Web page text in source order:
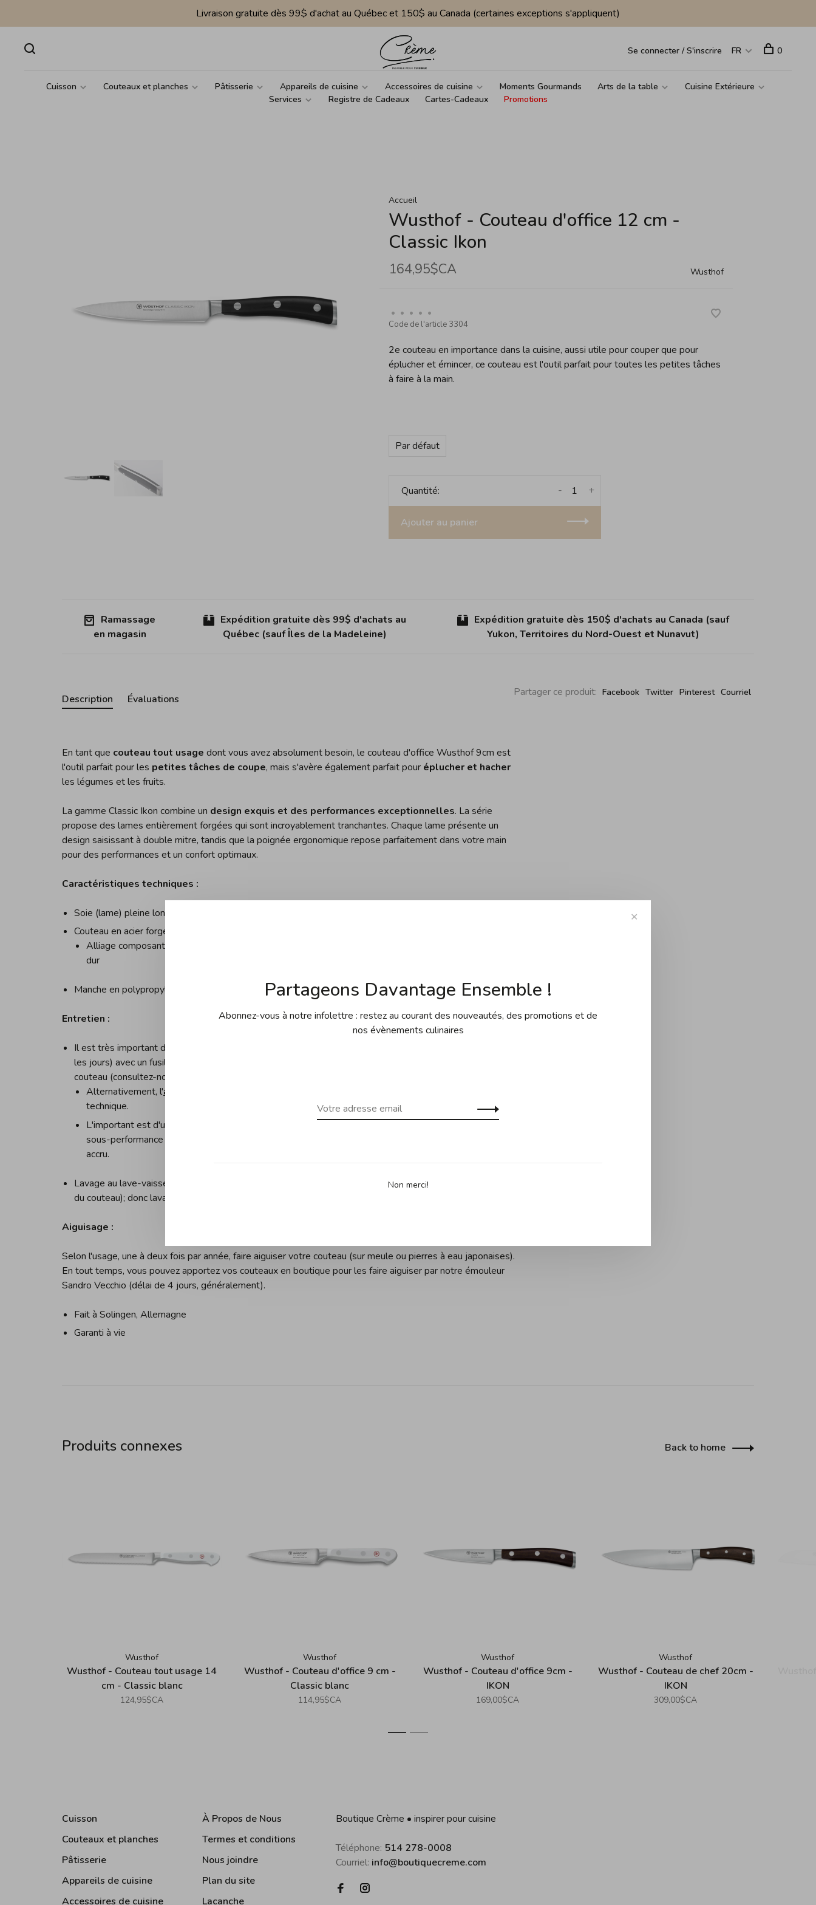
Livraison gratuite dès 99$ d'achat au Québec et 150$ au Canada (certaines exceptions s'appliquent)
Cuisson Couteaux et planches Pâtisserie Appareils de cuisine Accessoires de cuisine Moments Gourmands Arts de la table
Cuisine Extérieure
Services
Registre de Cadeaux Cartes-Cadeaux Promotions
Se connecter / S'inscrire FR 0
Accueil
Wusthof - Couteau d'office 12 cm -
Classic Ikon
164,95$CA Wusthof
• • • • •
Code de l'article3304
2e couteau en importance dans la cuisine, aussi utile pour couper que pour
éplucher et émincer, ce couteau est l'outil parfait pour toutes les petites tâches
à faire à la main.
Par défaut
Quantité: +
-
Ajouter au panier
Ramassage
en magasin
Expédition gratuite dès 99$ d'achats au
Québec (sauf Îles de la Madeleine)
Expédition gratuite dès 150$ d'achats au Canada (sauf
Yukon, Territoires du Nord-Ouest et Nunavut)
Partager ce produit: Facebook Twitter Pinterest Courriel
Description Évaluations
En tant que couteau tout usage dont vous avez absolument besoin, le couteau d'office Wusthof 9cm est
l'outil parfait pour les petites tâches de coupe, mais s'avère également parfait pour éplucher et hacher
les légumes et les fruits.
La gamme Classic Ikon combine un design exquis et des performances exceptionnelles. La série
propose des lames entièrement forgées qui sont incroyablement tranchantes. Chaque lame présente un
design saisissant à double mitre, tandis que la poignée ergonomique repose parfaitement dans votre main
pour des performances et un confort optimaux.
Caractéristiques techniques :
Soie (lame) pleine longueur
Couteau en acier forgé
Alliage composant la lame : dureté de 58 sur l'échelle de Rockwell (HRc), soit un acier moyennement
dur
Manche en polypropylène riveté à 3 endroits
Entretien :
Il est très important d'entretenir votre couteau fréquemment (au moins 1 à 2 fois par semaine, voire tous
les jours) avec un fusil (ou queue-de-rat) composée d'un métal tout aussi au moins dur que celui de votre
couteau (consultez-nous pour de plus amples informations).
Alternativement, l'aiguisoir deux étapes
technique.
L'important est d'utiliser l'un ou l'autre, mais d'en utiliser un. À défaut de le faire, vous remarquerez une
sous-performance du tranchant de votre couteau et vous vous exposerez à un risque de blessures
accru.
Lavage au lave-vaisselle fortement déconseillé, puisqu'il émousse le fil du couteau (la partie tranchante
du couteau); donc lavage à la main.
Aiguisage :
Selon l'usage, une à deux fois par année, faire aiguiser votre couteau (sur meule ou pierres à eau japonaises).
En tout temps, vous pouvez apportez vos couteaux en boutique pour les faire aiguiser par notre émouleur
Sandro Vecchio (délai de 4 jours, généralement).
Fait à Solingen, Allemagne
Garanti à vie
Produits connexes Back to home
Wusthof
Wusthof - Couteau tout usage 14
cm - Classic blanc
124,95$CA
Wusthof
Wusthof - Couteau d'office 9 cm -
Classic blanc
114,95$CA
Wusthof
Wusthof - Couteau d'office 9cm -
IKON
169,00$CA
Wusthof
Wusthof - Couteau de chef 20cm -
IKON
309,00$CA
1 2
Cuisson
Couteaux et planches
Pâtisserie
Appareils de cuisine
Accessoires de cuisine
À Propos de Nous
Termes et conditions
Nous joindre
Plan du site
Lacanche
Boutique Crème • inspirer pour cuisine
Téléphone: 514 278-0008
Courriel: info@boutiquecreme.com
✕
Partageons Davantage Ensemble !
Abonnez-vous à notre infolettre : restez au courant des nouveautés, des promotions et de
nos évènements culinaires
Non merci!